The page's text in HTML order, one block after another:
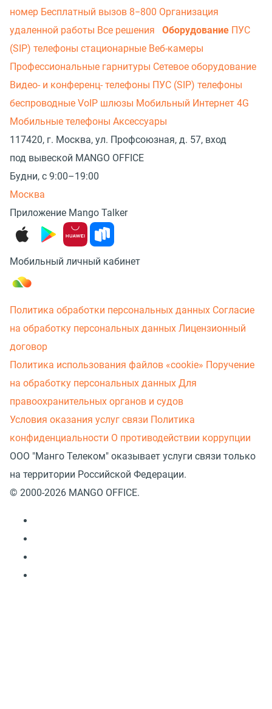
номер Бесплатный вызов 8−800 Организация
удаленной работы Все решения Оборудование ПУС
(SIP) телефоны стационарные Веб-камеры
Профессиональные гарнитуры Сетевое оборудование
Видео- и конференц- телефоны ПУС (SIP) телефоны
беспроводные VoIP шлюзы Мобильный Интернет 4G
Мобильные телефоны Аксессуары
117420, г. Москва, ул. Профсоюзная, д. 57, вход
под вывеской MANGO OFFICE
Будни, с 9:00–19:00
Москва
Приложение Mango Talker
Мобильный личный кабинет
Политика обработки персональных данных Согласие
на обработку персональных данных Лицензионный
договор
Политика использования файлов «cookie» Поручение
на обработку персональных данных Для
правоохранительных органов и судов
Условия оказания услуг связи Политика
конфиденциальности О противодействии коррупции
ООО "Манго Телеком" оказывает услуги связи только
на территории Российской Федерации.
© 2000-2026 MANGO OFFICE.